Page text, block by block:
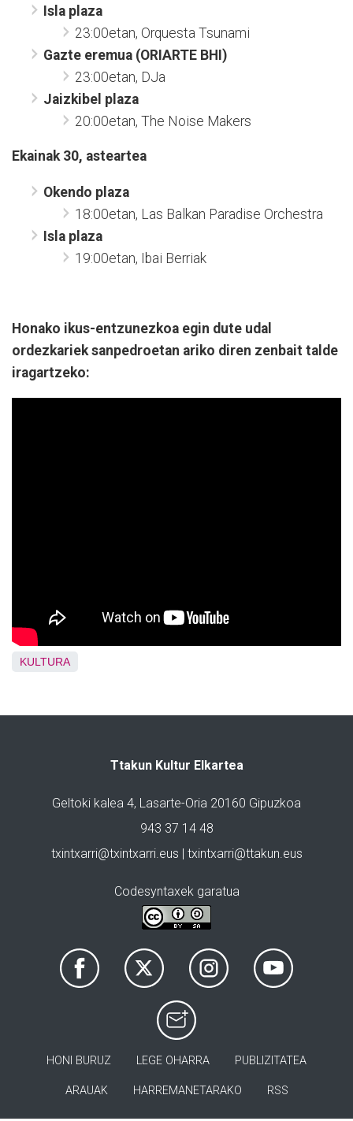
Isla plaza
23:00etan, Orquesta Tsunami
Gazte eremua (ORIARTE BHI)
23:00etan, DJa
Jaizkibel plaza
20:00etan, The Noise Makers
Ekainak 30, asteartea
Okendo plaza
18:00etan, Las Balkan Paradise Orchestra
Isla plaza
19:00etan, Ibai Berriak
Honako ikus-entzunezkoa egin dute udal
ordezkariek sanpedroetan ariko diren zenbait talde
iragartzeko:
KULTURA
Ttakun Kultur Elkartea
Geltoki kalea 4, Lasarte-Oria 20160 Gipuzkoa
943 37 14 48
txintxarri@txintxarri.eus | txintxarri@ttakun.eus
Codesyntaxek garatua
HONI BURUZ LEGE OHARRA PUBLIZITATEA
ARAUAK HARREMANETARAKO RSS